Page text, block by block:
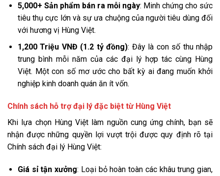
5,000+ Sản phẩm bán ra mỗi ngày: Minh chứng cho sức
tiêu thụ cực lớn và sự ưa chuộng của người tiêu dùng đối
với hương vị Hùng Việt.
1,200 Triệu VNĐ (1.2 tỷ đồng): Đây là con số thu nhập
trung bình mỗi năm của các đại lý hợp tác cùng Hùng
Việt. Một con số mơ ước cho bất kỳ ai đang muốn khởi
nghiệp kinh doanh quán ăn ít vốn.
Chính sách hỗ trợ đại lý đặc biệt từ Hùng Việt
Khi lựa chọn Hùng Việt làm nguồn cung ứng chính, bạn sẽ
nhận được những quyền lợi vượt trội được quy định rõ tại
Chính sách đại lý Hùng Việt:
Giá sỉ tận xưởng: Loại bỏ hoàn toàn các khâu trung gian,